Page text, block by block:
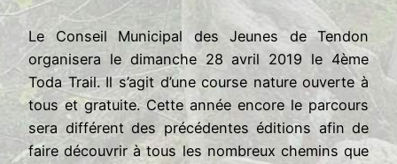
Le Conseil Municipal des Jeunes de Tendon
organisera le dimanche 28 avril 2019 le 4ème
Toda Trail. Il s’agit d’une course nature ouverte à
tous et gratuite.Cette année encore le parcours
sera différent des précédentes éditions afin de
faire découvrir à tous les nombreux chemins que